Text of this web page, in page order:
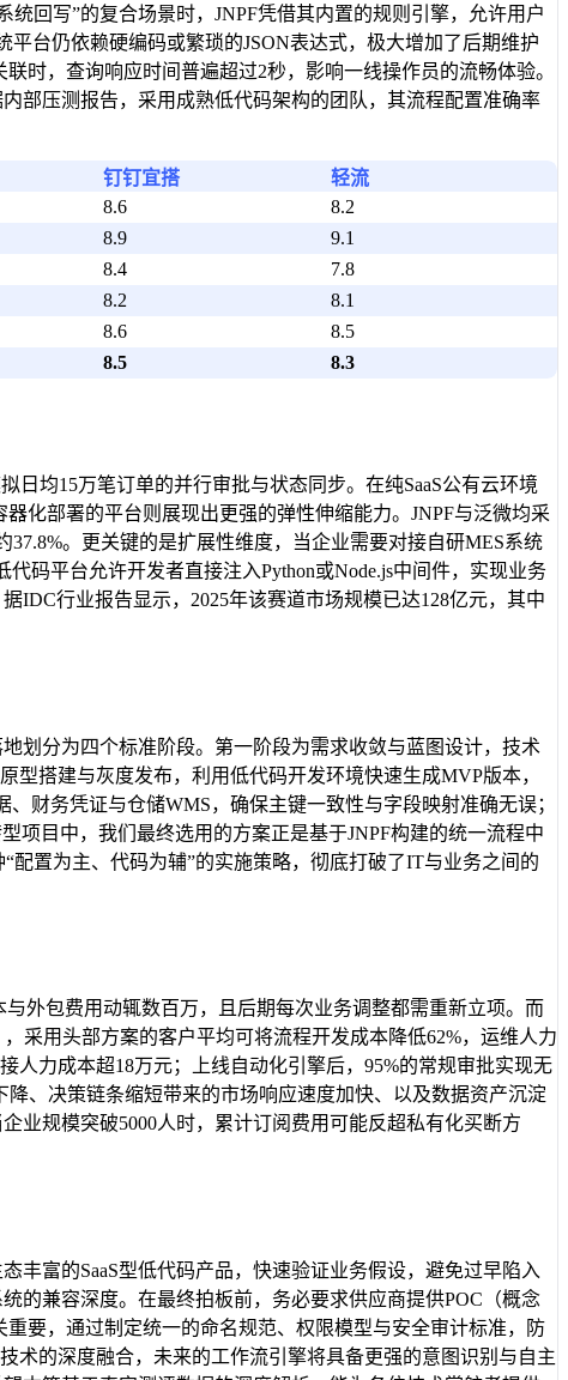
回写”的复合场景时，JNPF凭借其内置的规则引擎，允许用户
台仍依赖硬编码或繁琐的JSON表达式，极大增加了后期维护
时，查询响应时间普遍超过2秒，影响一线操作员的流畅体验。
部压测报告，采用成熟低代码架构的团队，其流程配置准确率
钉钉宜搭
轻流
8.6
8.2
8.9
9.1
8.4
7.8
8.2
8.1
8.6
8.5
8.5 8.3
均15万笔订单的并行审批与状态同步。在纯SaaS公有云环境
化部署的平台则展现出更强的弹性伸缩能力。JNPF与泛微均采
。更关键的是扩展性维度，当企业需要对接自研MES系统
码平台允许开发者直接注入Python或Node.js中间件，实现业务
IDC行业报告显示，2025年该赛道市场规模已达128亿元，其中
划分为四个标准阶段。第一阶段为需求收敛与蓝图设计，技术
搭建与灰度发布，利用低代码开发环境快速生成MVP版本，
财务凭证与仓储WMS，确保主键一致性与字段映射准确无误；
项目中，我们最终选用的方案正是基于JNPF构建的统一流程中
置为主、代码为辅”的实施策略，彻底打破了IT与业务之间的
外包费用动辄数百万，且后期每次业务调整都需重新立项。而
采用头部方案的客户平均可将流程开发成本降低62%，运维人力
人力成本超18万元；上线自动化引擎后，95%的常规审批实现无
、决策链条缩短带来的市场响应速度加快、以及数据资产沉淀
业规模突破5000人时，累计订阅费用可能反超私有化买断方
富的SaaS型低代码产品，快速验证业务假设，避免过早陷入
的兼容深度。在最终拍板前，务必要求供应商提供POC（概念
要，通过制定统一的命名规范、权限模型与安全审计标准，防
术的深度融合，未来的工作流引擎将具备更强的意图识别与自主